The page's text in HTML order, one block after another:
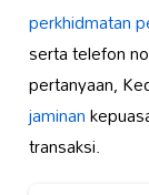
perkhidmatan
serta telefon
pertanyaan,
jaminan
transaksi.